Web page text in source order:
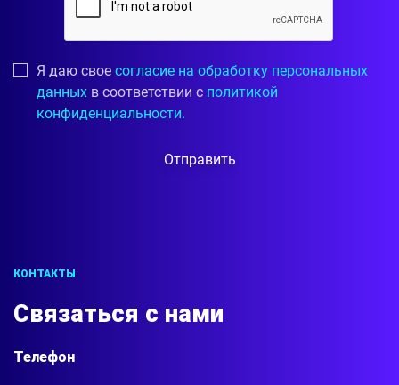
Я даю свое согласие на обработку персональных
данных в соответствии с политикой
конфиденциальности.
Отправить
КОНТАКТЫ
Связаться с нами
Телефон